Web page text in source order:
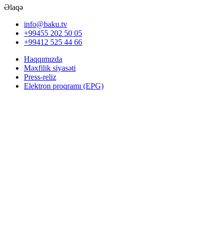
Əlaqə
info@baku.tv
+99455 202 50 05
+99412 525 44 66
Haqqımızda
Məxfilik siyasəti
Press-reliz
Elektron proqramı (EPG)